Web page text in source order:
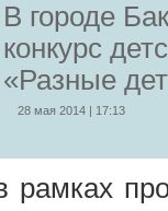
В городе
конкурс
«Разные
28 мая 2014 | 17:13